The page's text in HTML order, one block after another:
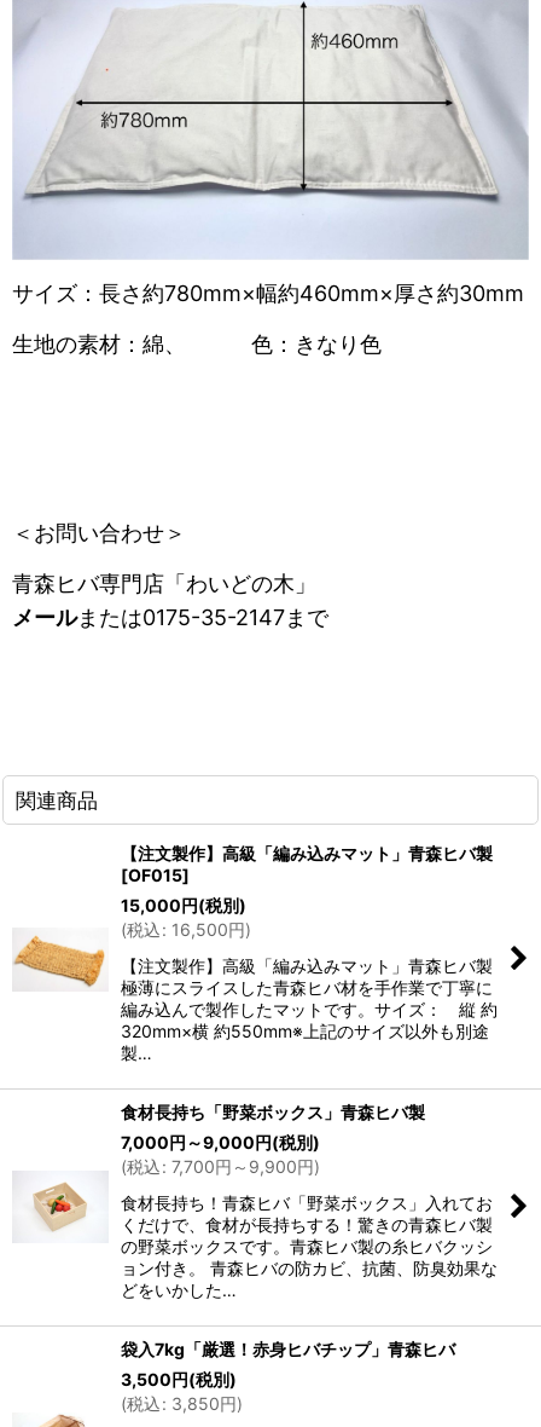
サイズ：長さ約780mm×幅約460mm×厚さ約30mm
生地の素材：綿、 色：きなり色
＜お問い合わせ＞
青森ヒバ専門店「わいどの木」
メールまたは0175-35-2147まで
関連商品
【注文製作】高級「編み込みマット」青森ヒバ製
[OF015]
15,000円(税別)
(税込: 16,500円)
【注文製作】高級「編み込みマット」青森ヒバ製
極薄にスライスした青森ヒバ材を手作業で丁寧に
編み込んで製作したマットです。サイズ： 縦 約
320mm×横 約550mm※上記のサイズ以外も別途
製…
食材長持ち「野菜ボックス」青森ヒバ製
7,000円 ～9,000円(税別)
(税込: 7,700円 ～9,900円)
食材長持ち！青森ヒバ「野菜ボックス」入れてお
くだけで、食材が長持ちする！驚きの青森ヒバ製
の野菜ボックスです。青森ヒバ製の糸ヒバクッシ
ョン付き。 青森ヒバの防カビ、抗菌、防臭効果な
どをいかした…
袋入7kg「厳選！赤身ヒバチップ」青森ヒバ
3,500円(税別)
(税込: 3,850円)